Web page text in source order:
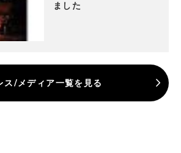
ました
ス/メディア一覧を見る